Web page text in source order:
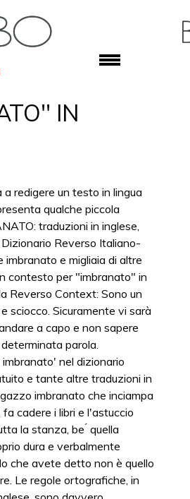
IN
a redigere un testo in lingua
qualche piccola
traduzioni in inglese,
Reverso Italiano-
imbranato e migliaia di altre
contesto per "imbranato" in
Reverso Context: Sono un
sciocco. Sicuramente vi sarà
a capo e non sapere
parola.
nel dizionario
e tante altre traduzioni in
imbranato che inciampa
fa cadere i libri e l'astuccio
la stanza, be ́ quella
dura e verbalmente
che avete detto non è quello
Le regole ortografiche, in